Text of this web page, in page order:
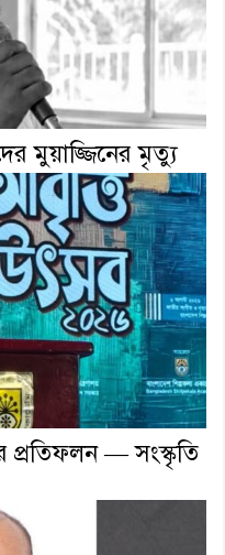
মুয়াজ্জিনের মৃত্যু
প্রতিফলন — সংস্কৃতি